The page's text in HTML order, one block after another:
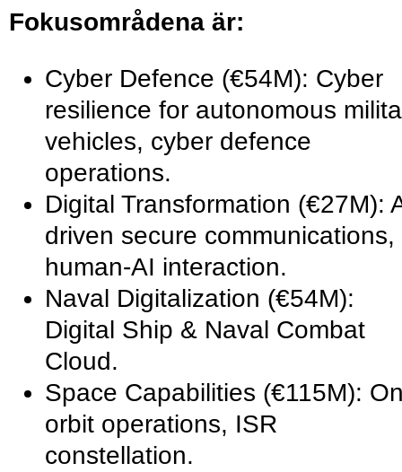
Fokusområdena är:
Cyber Defence (€54M): Cyber
resilience for autonomous
vehicles, cyber defence
operations.
Digital Transformation (€27M):
driven secure communications,
human-AI interaction.
Naval Digitalization (€54M):
Digital Ship & Naval Combat
Cloud.
Space Capabilities (€115M):
orbit operations, ISR
constellation.